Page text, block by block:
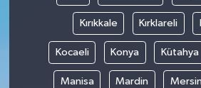
Kırıkkale Kırklareli
Kocaeli Konya Kütahya
Manisa Mardin